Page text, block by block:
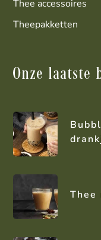
Thee accessoires
Theepakketten
Onze laatste
Thee